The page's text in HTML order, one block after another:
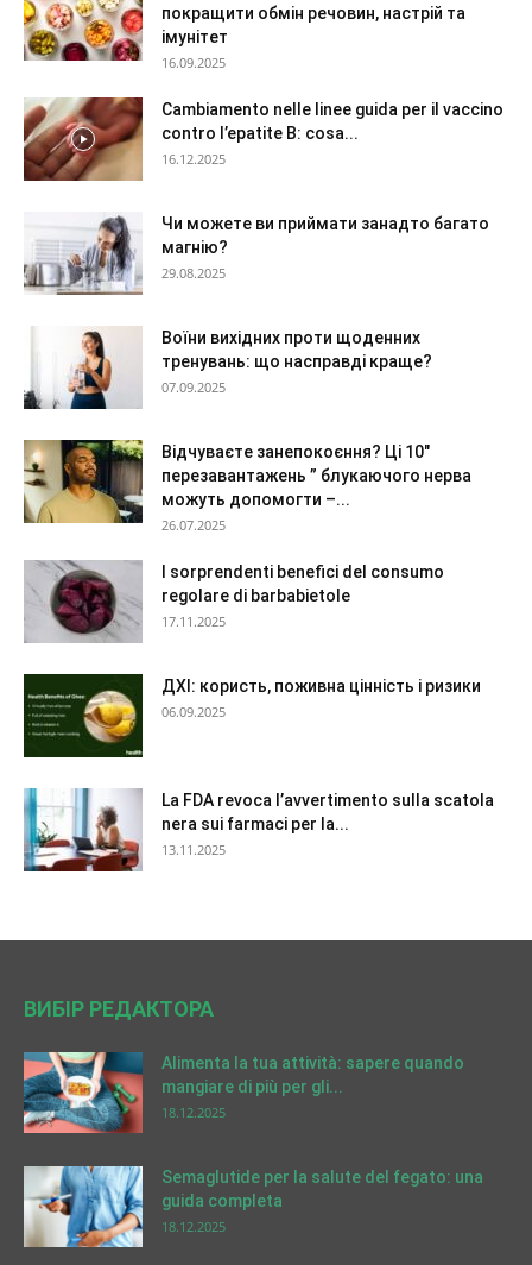
покращити обмін речовин, настрій та
імунітет
16.09.2025
Cambiamento nelle linee guida per il vaccino
contro l’epatite B: cosa...
16.12.2025
Чи можете ви приймати занадто багато
магнію?
29.08.2025
Воїни вихідних проти щоденних
тренувань: що насправді краще?
07.09.2025
Відчуваєте занепокоєння? Ці 10″
перезавантажень ” блукаючого нерва
можуть допомогти –...
26.07.2025
I sorprendenti benefici del consumo
regolare di barbabietole
17.11.2025
ДХІ: користь, поживна цінність і ризики
06.09.2025
La FDA revoca l’avvertimento sulla scatola
nera sui farmaci per la...
13.11.2025
ВИБІР РЕДАКТОРА
Alimenta la tua attività: sapere quando
mangiare di più per gli...
18.12.2025
Semaglutide per la salute del fegato: una
guida completa
18.12.2025